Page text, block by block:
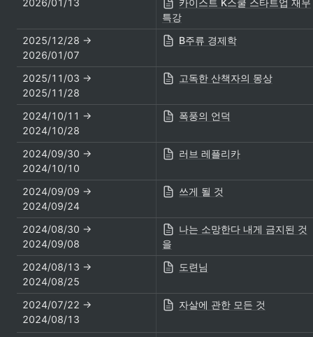
https://www.notionbox.kr/
2026/01/13
카이스트 K스쿨 스타트업 재무
특강
2025/12/28 →
2026/01/07
B주류 경제학
2025/11/03 →
2025/11/28
고독한 산책자의 몽상
2024/10/11 →
2024/10/28
폭풍의 언덕
2024/09/30 →
2024/10/10
러브 레플리카
2024/09/09 →
2024/09/24
쓰게 될 것
2024/08/30 →
2024/09/08
나는 소망한다 내게 금지된 것
을
2024/08/13 →
2024/08/25
도련님
2024/07/22 →
2024/08/13
자살에 관한 모든 것